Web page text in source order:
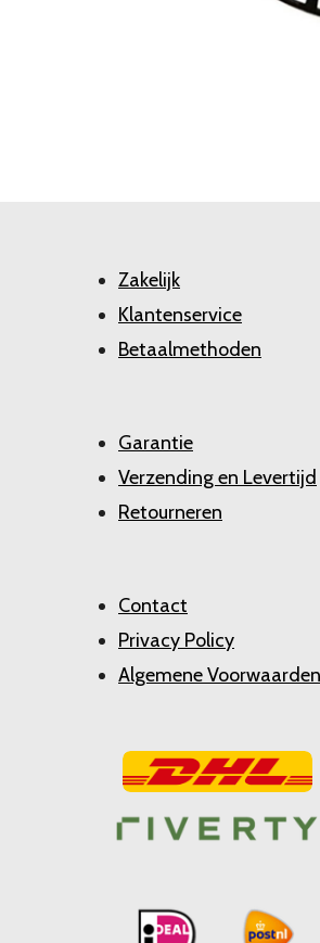
Zakelijk
Klantenservice
Betaalmethoden
Garantie
Verzending en Levertijd
Retourneren
Contact
Privacy Policy
Algemene Voorwaarden